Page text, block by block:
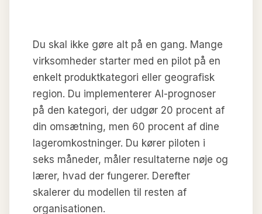
Du skal ikke gøre alt på en gang. Mange
virksomheder starter med en pilot på en
enkelt produktkategori eller geografisk
region. Du implementerer AI-prognoser
på den kategori, der udgør 20 procent af
din omsætning, men 60 procent af dine
lageromkostninger. Du kører piloten i
seks måneder, måler resultaterne nøje og
lærer, hvad der fungerer. Derefter
skalerer du modellen til resten af
organisationen.